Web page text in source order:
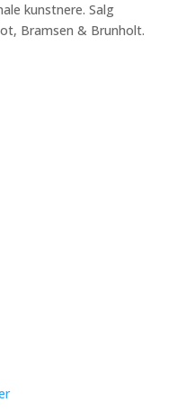
kunstnere. Salg
Bramsen & Brunholt.